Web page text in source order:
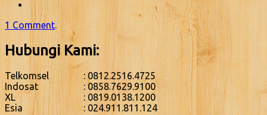
1 Comment.
Hubungi Kami:
Telkomsel
: 0812.2516.4725
Indosat
: 0858.7629.9100
XL
: 0819.0138.1200
Esia
: 024.911.811.124